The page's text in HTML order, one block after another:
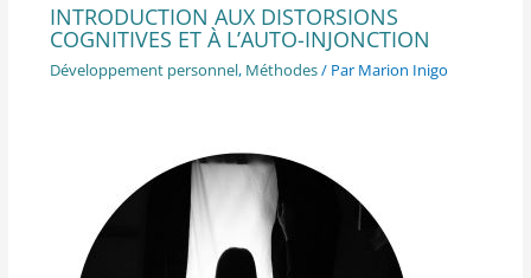
INTRODUCTION AUX DISTORSIONS
COGNITIVES ET À L’AUTO-INJONCTION
Développement personnel, Méthodes/ Par Marion Inigo